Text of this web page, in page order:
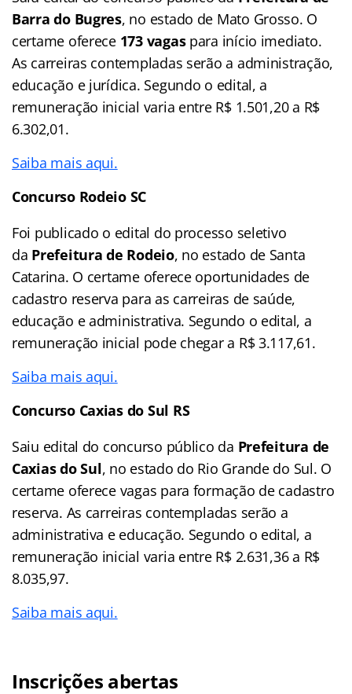
Barra do Bugres, no estado de Mato Grosso. O
certame oferece 173 vagaspara início imediato.
As carreiras contempladas serão a administração,
educação e jurídica. Segundo o edital, a
remuneração inicial varia entre R$ 1.501,20 a R$
6.302,01.
Saiba mais aqui.
Concurso Rodeio SC
Foi publicado o edital do processo seletivo
da Prefeitura de Rodeio, no estado de Santa
Catarina. O certame oferece oportunidades de
cadastro reserva para as carreiras de saúde,
educação e administrativa. Segundo o edital, a
remuneração inicial pode chegar a R$ 3.117,61.
Saiba mais aqui.
Concurso Caxias do Sul RS
Saiu edital do concurso público da Prefeitura de
Caxias do Sul, no estado do Rio Grande do Sul. O
certame oferece vagas para formação de cadastro
reserva. As carreiras contempladas serão a
administrativa e educação. Segundo o edital, a
remuneração inicial varia entre R$ 2.631,36 a R$
8.035,97.
Saiba mais aqui.
Inscrições abertas